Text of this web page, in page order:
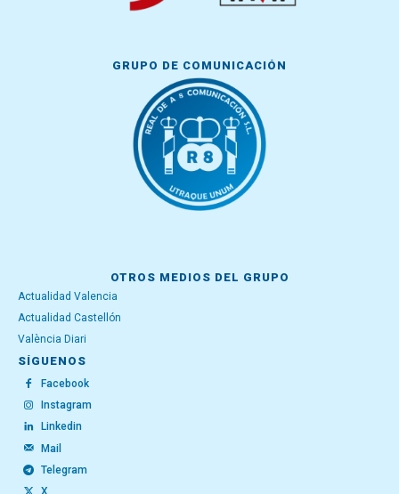
GRUPO DE COMUNICACIÓN
OTROS MEDIOS DEL GRUPO
Actualidad Valencia
Actualidad Castellón
València Diari
SÍGUENOS
Facebook
Instagram
Linkedin
Mail
Telegram
X